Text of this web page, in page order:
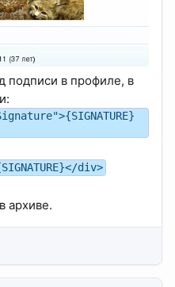
подписи в профиле, в
div>
архиве.